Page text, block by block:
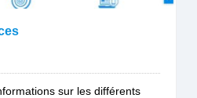
sur les différents